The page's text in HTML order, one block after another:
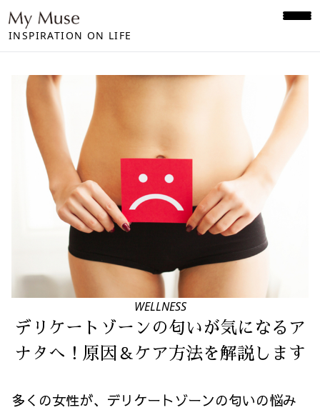
INSPIRATION ON LIFE
WELLNESS
デリケートゾーンの匂いが気になるア
ナタへ！原因＆ケア方法を解説します
多くの女性が、デリケートゾーンの匂いの悩み